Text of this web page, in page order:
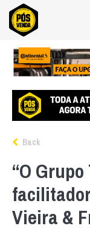
Back
“O
Vieira &